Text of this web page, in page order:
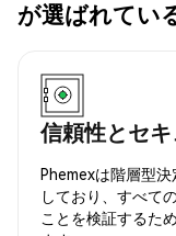
が選ばれてい
信頼性とセ
Phemexは階層型
しており、すべて
ことを検証するため